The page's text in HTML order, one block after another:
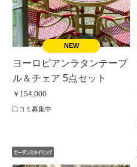
ヨーロピアンラタンテーブ
ル＆チェア 5点セット
￥154,000
口コミ募集中